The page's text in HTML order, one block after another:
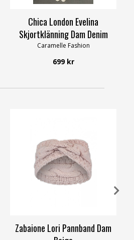
Chica London Evelina
Skjortklänning Dam Denim
Caramelle Fashion
699 kr
Zabaione Lori Pannband Dam